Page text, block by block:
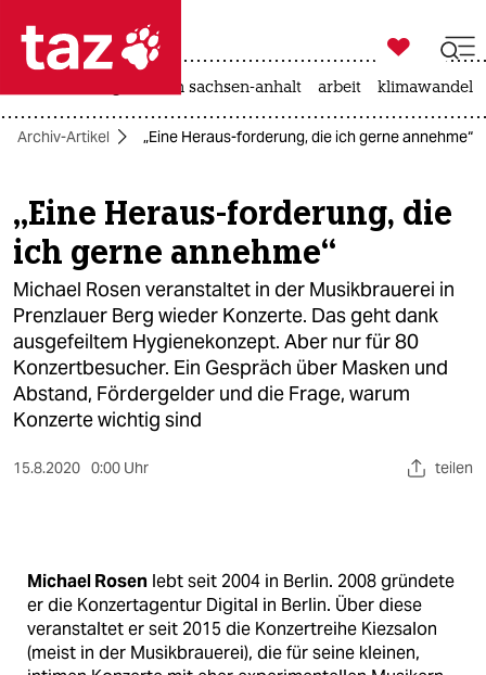
 taz zahl ich
taz zahl ich
themen
politik
öko
gesellschaft
kultur
wahrheit
verlag

taz zahl ich
landtagswahl in sachsen-anhalt arbeit klimawandel
Archiv-Artikel „Eine Heraus-forderung, die ich gerne annehme“
„Eine Heraus-forderung, die
ich gerne annehme“
Michael Rosen veranstaltet in der Musikbrauerei in
Prenzlauer Berg wieder Konzerte. Das geht dank
ausgefeiltem Hygienekonzept. Aber nur für 80
Konzertbesucher. Ein Gespräch über Masken und
Abstand, Fördergelder und die Frage, warum
Konzerte wichtig sind
15.8.2020 0:00 Uhr teilen
Michael Rosen lebt seit 2004 in Berlin. 2008 gründete
er die Konzertagentur Digital in Berlin. Über diese
veranstaltet er seit 2015 die Konzertreihe Kiezsalon
(meist in der Musikbrauerei), die für seine kleinen,